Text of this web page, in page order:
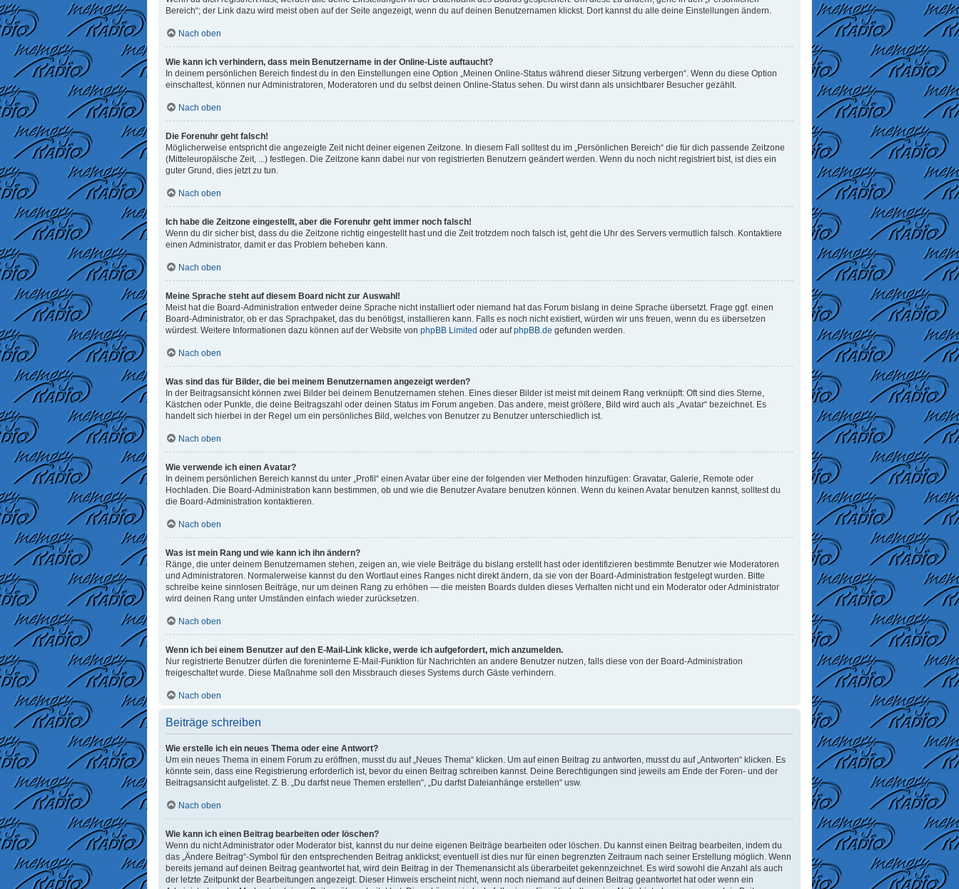
Bereich“; der Link dazu wird meist oben auf der Seite angezeigt, wenn du auf deinen Benutzernamen klickst. Dort kannst du alle deine Einstellungen ändern.
Nach oben
Wie kann ich verhindern, dass mein Benutzername in der Online-Liste auftaucht?
In deinem persönlichen Bereich findest du in den Einstellungen eine Option „Meinen Online-Status während dieser Sitzung verbergen“. Wenn du diese Option
einschaltest, können nur Administratoren, Moderatoren und du selbst deinen Online-Status sehen. Du wirst dann als unsichtbarer Besucher gezählt.
Nach oben
Die Forenuhr geht falsch!
Möglicherweise entspricht die angezeigte Zeit nicht deiner eigenen Zeitzone. In diesem Fall solltest du im „Persönlichen Bereich“ die für dich passende Zeitzone
(Mitteleuropäische Zeit, ...) festlegen. Die Zeitzone kann dabei nur von registrierten Benutzern geändert werden. Wenn du noch nicht registriert bist, ist dies ein
guter Grund, dies jetzt zu tun.
Nach oben
Ich habe die Zeitzone eingestellt, aber die Forenuhr geht immer noch falsch!
Wenn du dir sicher bist, dass du die Zeitzone richtig eingestellt hast und die Zeit trotzdem noch falsch ist, geht die Uhr des Servers vermutlich falsch. Kontaktiere
einen Administrator, damit er das Problem beheben kann.
Nach oben
Meine Sprache steht auf diesem Board nicht zur Auswahl!
Meist hat die Board-Administration entweder deine Sprache nicht installiert oder niemand hat das Forum bislang in deine Sprache übersetzt. Frage ggf. einen
Board-Administrator, ob er das Sprachpaket, das du benötigst, installieren kann. Falls es noch nicht existiert, würden wir uns freuen, wenn du es übersetzen
würdest. Weitere Informationen dazu können auf der Website von phpBB Limited oder aufphpBB.de gefunden werden.
Nach oben
Was sind das für Bilder, die bei meinem Benutzernamen angezeigt werden?
In der Beitragsansicht können zwei Bilder bei deinem Benutzernamen stehen. Eines dieser Bilder ist meist mit deinem Rang verknüpft: Oft sind dies Sterne,
Kästchen oder Punkte, die deine Beitragszahl oder deinen Status im Forum angeben. Das andere, meist größere, Bild wird auch als „Avatar“ bezeichnet. Es
handelt sich hierbei in der Regel um ein persönliches Bild, welches von Benutzer zu Benutzer unterschiedlich ist.
Nach oben
Wie verwende ich einen Avatar?
In deinem persönlichen Bereich kannst du unter „Profil“ einen Avatar über eine der folgenden vier Methoden hinzufügen: Gravatar, Galerie, Remote oder
Hochladen. Die Board-Administration kann bestimmen, ob und wie die Benutzer Avatare benutzen können. Wenn du keinen Avatar benutzen kannst, solltest du
die Board-Administration kontaktieren.
Nach oben
Was ist mein Rang und wie kann ich ihn ändern?
Ränge, die unter deinem Benutzernamen stehen, zeigen an, wie viele Beiträge du bislang erstellt hast oder identifizieren bestimmte Benutzer wie Moderatoren
und Administratoren. Normalerweise kannst du den Wortlaut eines Ranges nicht direkt ändern, da sie von der Board-Administration festgelegt wurden. Bitte
schreibe keine sinnlosen Beiträge, nur um deinen Rang zu erhöhen — die meisten Boards dulden dieses Verhalten nicht und ein Moderator oder Administrator
wird deinen Rang unter Umständen einfach wieder zurücksetzen.
Nach oben
Wenn ich bei einem Benutzer auf den E-Mail-Link klicke, werde ich aufgefordert, mich anzumelden.
Nur registrierte Benutzer dürfen die foreninterne E-Mail-Funktion für Nachrichten an andere Benutzer nutzen, falls diese von der Board-Administration
freigeschaltet wurde. Diese Maßnahme soll den Missbrauch dieses Systems durch Gäste verhindern.
Nach oben
Beiträge schreiben
Wie erstelle ich ein neues Thema oder eine Antwort?
Um ein neues Thema in einem Forum zu eröffnen, musst du auf „Neues Thema“ klicken. Um auf einen Beitrag zu antworten, musst du auf „Antworten“ klicken. Es
könnte sein, dass eine Registrierung erforderlich ist, bevor du einen Beitrag schreiben kannst. Deine Berechtigungen sind jeweils am Ende der Foren- und der
Beitragsansicht aufgelistet. Z. B. „Du darfst neue Themen erstellen“, „Du darfst Dateianhänge erstellen“ usw.
Nach oben
Wie kann ich einen Beitrag bearbeiten oder löschen?
Wenn du nicht Administrator oder Moderator bist, kannst du nur deine eigenen Beiträge bearbeiten oder löschen. Du kannst einen Beitrag bearbeiten, indem du
das „Ändere Beitrag“-Symbol für den entsprechenden Beitrag anklickst; eventuell ist dies nur für einen begrenzten Zeitraum nach seiner Erstellung möglich. Wenn
bereits jemand auf deinen Beitrag geantwortet hat, wird dein Beitrag in der Themenansicht als überarbeitet gekennzeichnet. Es wird sowohl die Anzahl als auch
der letzte Zeitpunkt der Bearbeitungen angezeigt. Dieser Hinweis erscheint nicht, wenn noch niemand auf deinen Beitrag geantwortet hat oder wenn ein